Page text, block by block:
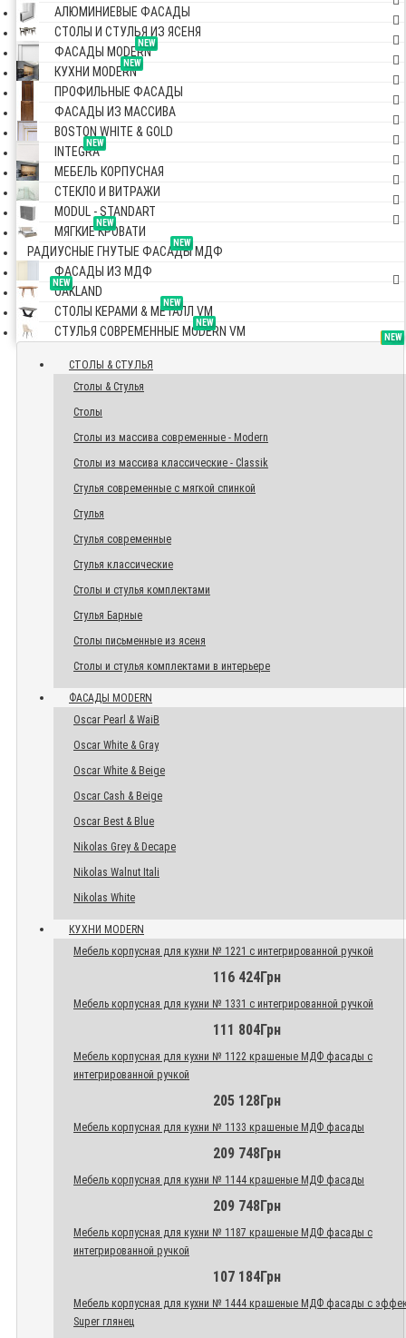
АЛЮМИНИЕВЫЕ ФАСАДЫ
СТОЛЫ И СТУЛЬЯ ИЗ ЯСЕНЯ
NEW
ФАСАДЫ MODERN
NEW
КУХНИ MODERN
ПРОФИЛЬНЫЕ ФАСАДЫ
ФАСАДЫ ИЗ МАССИВА
BOSTON WHITE & GOLD
NEW
INTEGRA
МЕБЕЛЬ КОРПУСНАЯ
СТЕКЛО И ВИТРАЖИ
MODUL - STANDART
NEW
МЯГКИЕ КРОВАТИ
NEW
РАДИУСНЫЕ ГНУТЫЕ ФАСАДЫ МДФ
ФАСАДЫ ИЗ МДФ
NEW
OAKLAND
NEW
СТОЛЫ КЕРАМИ & МЕТАЛЛ VM
NEW
СТУЛЬЯ СОВРЕМЕННЫЕ MODERN VM TOP
СТОЛЫ & СТУЛЬЯ
Столы & Стулья
Столы
Столы из массива современные - Modern
Столы из массива классические - Classik
Стулья современные с мягкой спинкой
Стулья
Стулья современные
Стулья классические
Столы и стулья комплектами
Стулья Барные
Столы письменные из ясеня
Столы и стулья комплектами в интерьере
NEW
ФАСАДЫ MODERN
Oscar Pearl & WaiB
Oscar White & Gray
Oscar White & Beige
Oscar Cash & Beige
Oscar Best & Blue
Nikolas Grey & Decape
Nikolas Walnut Itali
Nikolas White
NEW
КУХНИ MODERN
Мебель корпусная для кухни № 1221 с интегрированной ручкой
116 424Грн
Мебель корпусная для кухни № 1331 с интегрированной ручкой
111 804Грн
Мебель корпусная для кухни № 1122 крашеные МДФ фасады с
интегрированной ручкой
205 128Грн
Мебель корпусная для кухни № 1133 крашеные МДФ фасады
209 748Грн
Мебель корпусная для кухни № 1144 крашеные МДФ фасады
209 748Грн
Мебель корпусная для кухни № 1187 крашеные МДФ фасады с
интегрированной ручкой
107 184Грн
Мебель корпусная для кухни № 1444 крашеные МДФ фасады с
Super глянец
NEW